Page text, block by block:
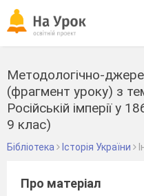
Методологічно-
(фрагмент уроку) з
Російській імперії у
9 клас)
Бібліотека Історія України
Про матеріал